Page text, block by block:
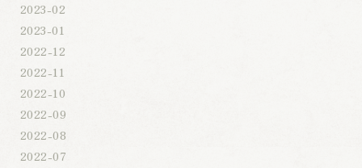
2023-02
2023-01
2022-12
2022-11
2022-10
2022-09
2022-08
2022-07